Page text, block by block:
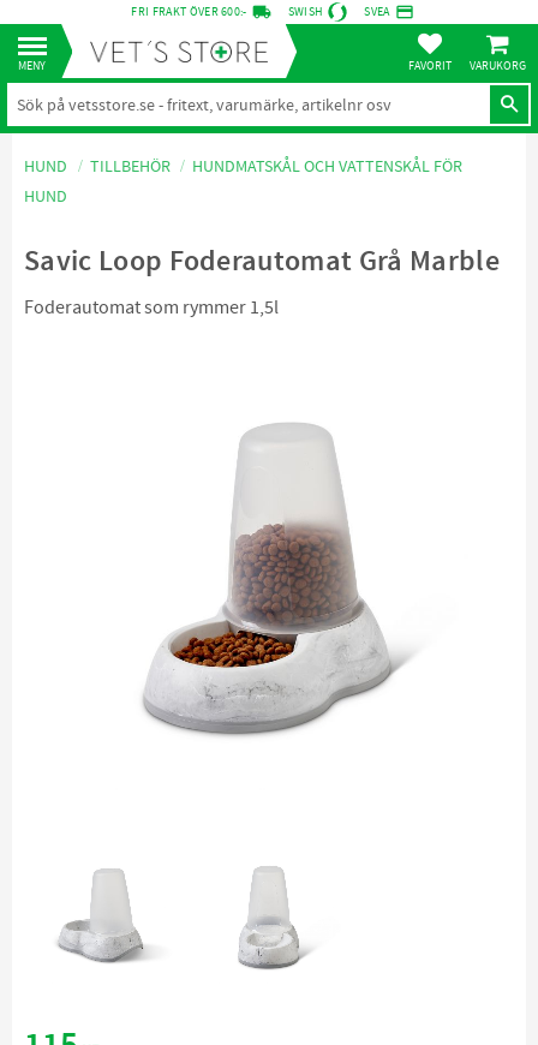
Meny
FRI FRAKT ÖVER 600:- local_shipping SWISH SVEA credit_card
FAVORITER
HUND TILLBEHÖR
HUNDMATSKÅL OCH VATTENSKÅL FÖR
HUND
Savic Loop Foderautomat Grå Marble
Foderautomat som rymmer 1,5l